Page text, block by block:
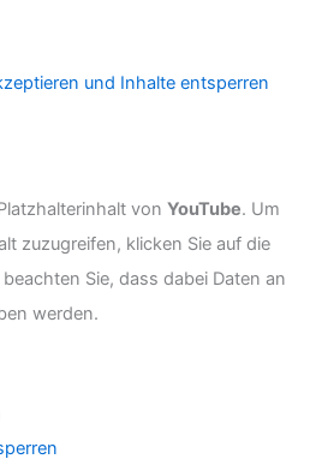
und Inhalte entsperren
von YouTube. Um
zuzugreifen, klicken Sie auf die
Sie, dass dabei Daten an
werden.